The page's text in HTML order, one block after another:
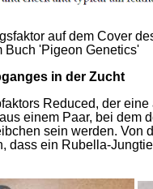
auf dem Cover
Buch 'Pigeon Genetics'
in der Zucht
Reduced, der
einem Paar, bei
sein werden.
dass ein Rubella-